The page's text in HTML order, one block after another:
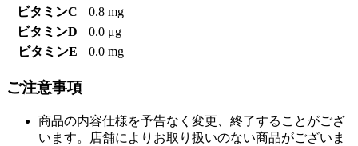
ビタミンC
0.8 mg
ビタミンD
0.0 μg
ビタミンE
0.0 mg
ご注意事項
商品の内容仕様を予告なく変更、終了することがござ
います。店舗によりお取り扱いのない商品がございま